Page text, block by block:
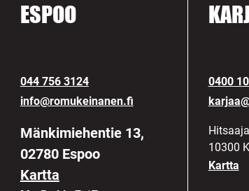
ESPOO
044 756 3124
info@romukeinanen.fi
Mänkimiehentie 13,
02780 Espoo
Kartta
0400
10300
Kartta